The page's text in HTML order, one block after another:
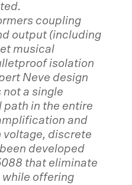
coupling
output (including
musical
isolation
Neve design
not a single
path in the entire
and
voltage, discrete
developed
that eliminate
offering